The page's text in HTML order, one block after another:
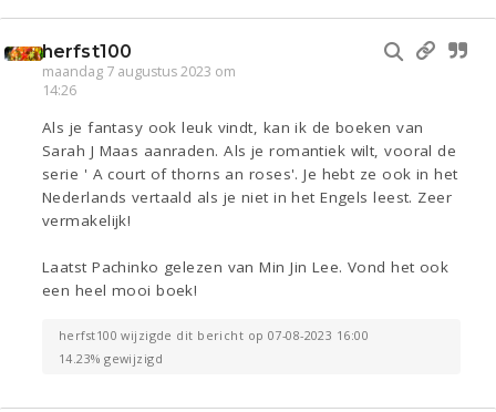
herfst100
maandag 7 augustus 2023 om
14:26
Als je fantasy ook leuk vindt, kan ik de boeken van
Sarah J Maas aanraden. Als je romantiek wilt, vooral de
serie ' A court of thorns an roses'. Je hebt ze ook in het
Nederlands vertaald als je niet in het Engels leest. Zeer
vermakelijk!
Laatst Pachinko gelezen van Min Jin Lee. Vond het ook
een heel mooi boek!
herfst100 wijzigde dit bericht op 07-08-2023 16:00
14.23% gewijzigd